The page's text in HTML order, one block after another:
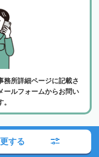
務所詳細ページに記載さ
ールフォームからお問い
する